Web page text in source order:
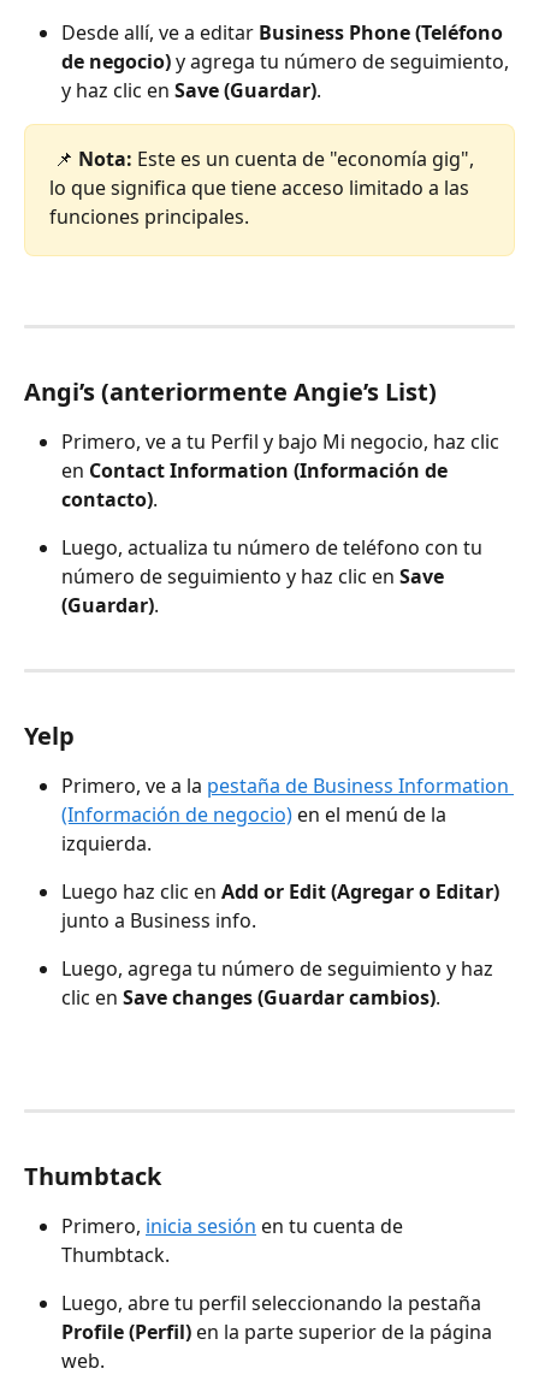
Desde allí, ve a editar Business Phone (Teléfono
de negocio) y agrega tu número de seguimiento,
y haz clic en Save (Guardar).
📌 Nota: Este es un cuenta de "economía gig",
lo que significa que tiene acceso limitado a las
funciones principales.
Angi’s (anteriormente Angie’s List)
Primero, ve a tu Perfil y bajo Mi negocio, haz clic
en Contact Information (Información de
contacto).
Luego, actualiza tu número de teléfono con tu
número de seguimiento y haz clic en Save
(Guardar).
Yelp
Primero, ve a la pestaña de Business Information
(Información de negocio) en el menú de la
izquierda.
Luego haz clic en Add or Edit (Agregar o Editar)
junto a Business info.
Luego, agrega tu número de seguimiento y haz
clic en Save changes (Guardar cambios).
Thumbtack
Primero, inicia sesión en tu cuenta de
Thumbtack.
Luego, abre tu perfil seleccionando la pestaña
Profile (Perfil) en la parte superior de la página
web.